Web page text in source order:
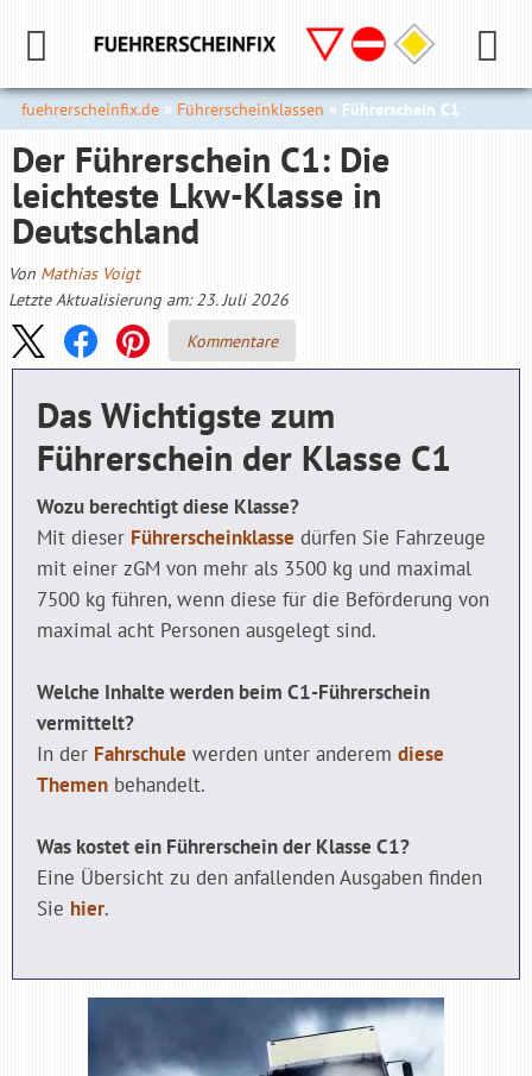
fuehrerscheinfix.de Führerscheinklassen Führerschein C1
Der Führerschein C1: Die
leichteste Lkw-Klasse in
Deutschland
Von Mathias Voigt
Letzte Aktualisierung am: 23. Juli 2026
Kommentare
Das Wichtigste zum
Führerschein der Klasse C1
Wozu berechtigt diese Klasse?
Mit dieser Führerscheinklasse dürfen Sie Fahrzeuge
mit einer zGM von mehr als 3500 kg und maximal
7500 kg führen, wenn diese für die Beförderung von
maximal acht Personen ausgelegt sind.
Welche Inhalte werden beim C1-Führerschein
vermittelt?
In der Fahrschule werden unter anderem diese
Themen behandelt.
Was kostet ein Führerschein der Klasse C1?
Eine Übersicht zu den anfallenden Ausgaben finden
Sie hier.